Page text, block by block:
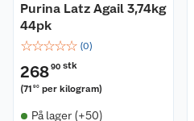
Purina Latz Agail 3,74kg
44pk
☆☆☆☆☆ (0)
26890 stk
(71 90 per kilogram)
På lager (+50)